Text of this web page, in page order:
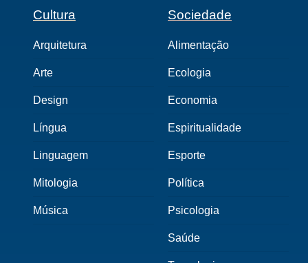
Cultura
Arquitetura
Arte
Design
Língua
Linguagem
Mitologia
Música
Sociedade
Alimentação
Ecologia
Economia
Espiritualidade
Esporte
Política
Psicologia
Saúde